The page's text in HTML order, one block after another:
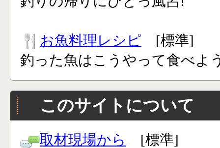
お魚料理レシピ [標準]
釣った魚はこうやって食べよ
このサイトについて
取材現場から [標準]